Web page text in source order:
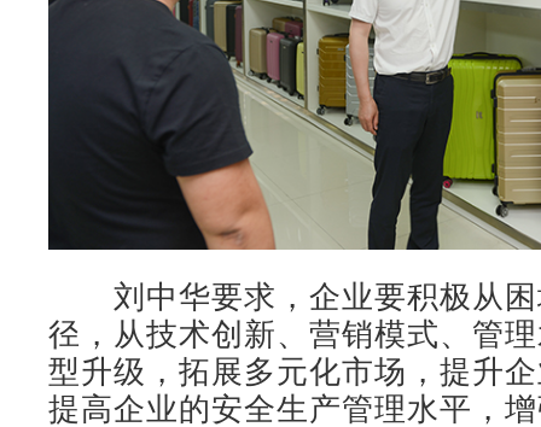
刘中华要求，企业要积极从困
径，从技术创新、营销模式、管
型升级，拓展多元化市场，提升
提高企业的安全生产管理水平，